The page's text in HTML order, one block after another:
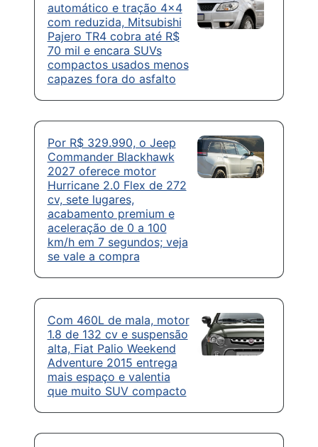
automático e tração 4×4
com reduzida, Mitsubishi
Pajero TR4 cobra até R$
70 mil e encara SUVs
compactos usados menos
capazes fora do asfalto
Por R$ 329.990, o Jeep
Commander Blackhawk
2027 oferece motor
Hurricane 2.0 Flex de 272
cv, sete lugares,
acabamento premium e
aceleração de 0 a 100
km/h em 7 segundos; veja
se vale a compra
Com 460L de mala, motor
1.8 de 132 cv e suspensão
alta, Fiat Palio Weekend
Adventure 2015 entrega
mais espaço e valentia
que muito SUV compacto